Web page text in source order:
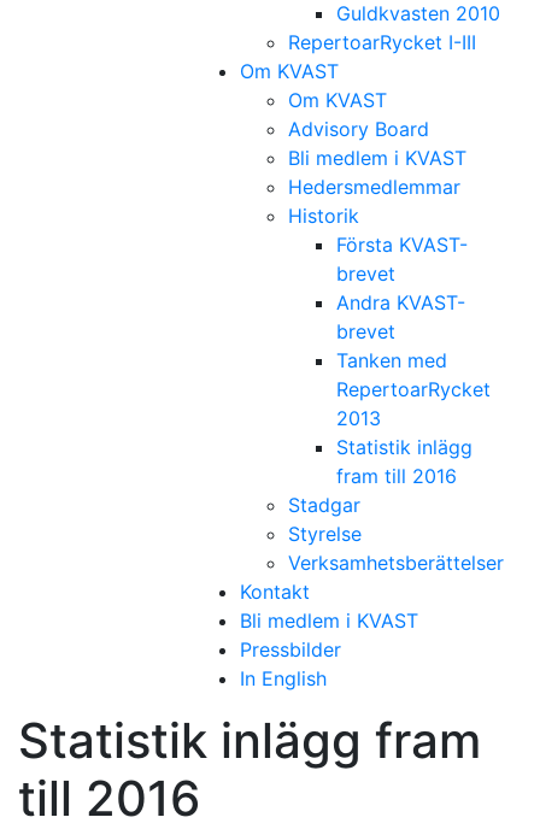
Guldkvasten 2010
RepertoarRycket I-III
Om KVAST
Om KVAST
Advisory Board
Bli medlem i KVAST
Hedersmedlemmar
Historik
Första KVAST-
brevet
Andra KVAST-
brevet
Tanken med
RepertoarRycket
2013
Statistik inlägg
fram till 2016
Stadgar
Styrelse
Verksamhetsberättelser
Kontakt
Bli medlem i KVAST
Pressbilder
In English
Statistik inlägg fram
till 2016